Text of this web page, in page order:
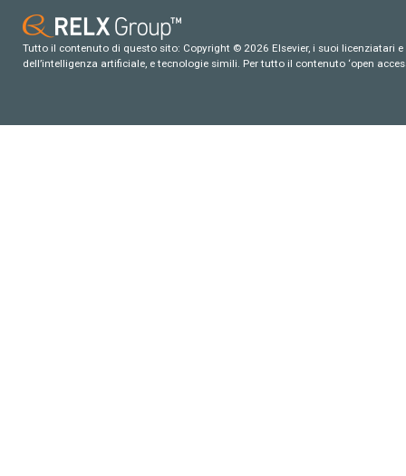
Tutto il contenuto di questo sito: Copyright © 2026 Elsevier, i suoi
dell’intelligenza artificiale, e tecnologie simili. Per tutto il contenuto ‘open